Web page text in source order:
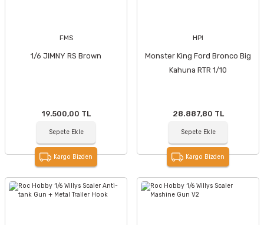
FMS
1/6 JIMNY RS Brown
19.500,00 TL
Sepete Ekle
Kargo Bizden
HPI
Monster King Ford Bronco Big
Kahuna RTR 1/10
28.887,80 TL
Sepete Ekle
Kargo Bizden